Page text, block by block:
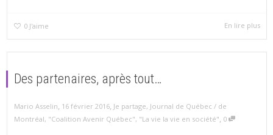
0 J'aime En lire plus
Des partenaires, après tout…
Mario Asselin, 16 février 2016, Je partage, Journal de Québec / de
Montréal, "Coalition Avenir Québec", "La vie la vie en société", 0